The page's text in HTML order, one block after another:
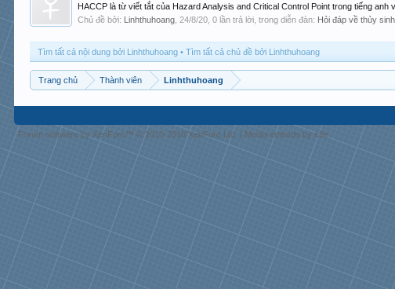
HACCP là từ viết tắt của Hazard Analysis and Critical Control Point trong tiếng anh
Chủ đề bởi: Linhthuhoang ,24/8/20 , 0 lần trả lời, trong diễn đàn: Hỏi đáp về thủy sinh
Tìm tất cả nội dung bởi Linhthuhoang Tìm tất cả chủ đề bởi Linhthuhoang
Trang chủ Thành viên Linhthuhoang
Forum software by XenForo™© 2010-2018 XenForo Ltd. | Media embeds by s9e